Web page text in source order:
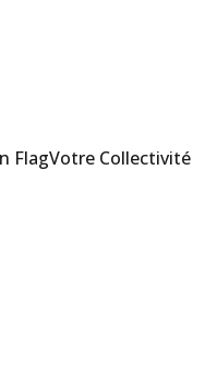
FlagVotre Collectivité